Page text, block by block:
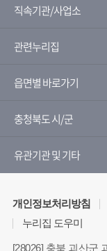
직속기관/사업소
관련누리집
읍면별 바로가기
충청북도 시/군
유관기관 및 기타
개인정보처리방침
누리집 도우미
[28026] 충북 괴산군